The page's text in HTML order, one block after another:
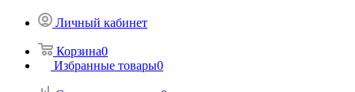
Личный кабинет
Корзина0
Избранные товары0